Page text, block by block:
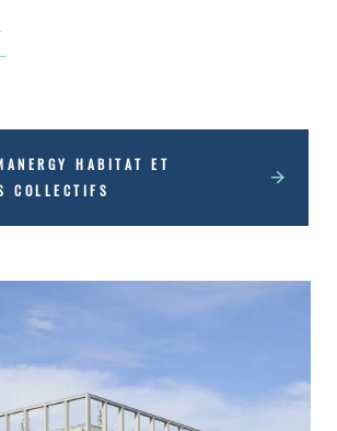
CVC et assainissement sur la
Européenne de Lille
HABITAT ET
COLLECTIFS